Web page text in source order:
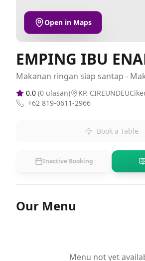
Open in Maps
EMPING IBU
Makanan ringan siap santap -
0.0 (0 ulasan)
KP.
+62 819-0611-2966
Book a Table
Inactive Booking
Our Menu
Menu not yet